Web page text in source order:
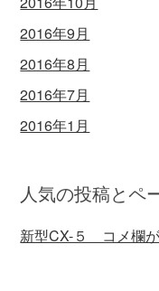
2016年9月
2016年8月
2016年7月
2016年1月
人気の投稿とペ
新型CX-５ コメ欄